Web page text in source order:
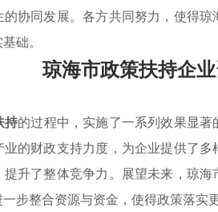
协同发展。各方共同努力，使得
础。
琼海市政策扶持企
持的过程中，实施了一系列效果显
的财政支持力度，为企业提供了
升了整体竞争力。展望未来，琼
步整合资源与资金，使得政策落